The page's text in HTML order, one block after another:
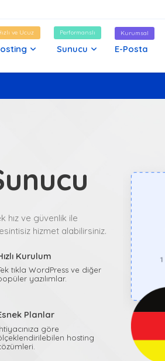
ve Ucuz Performanslı
Sunucu
Kurumsal
E-Posta
hız ve güvenlik ile
hizmet alabilirsiniz.
Kurulum
tıkla WordPress ve diğer
yazılımlar.
Planlar
göre
hosting